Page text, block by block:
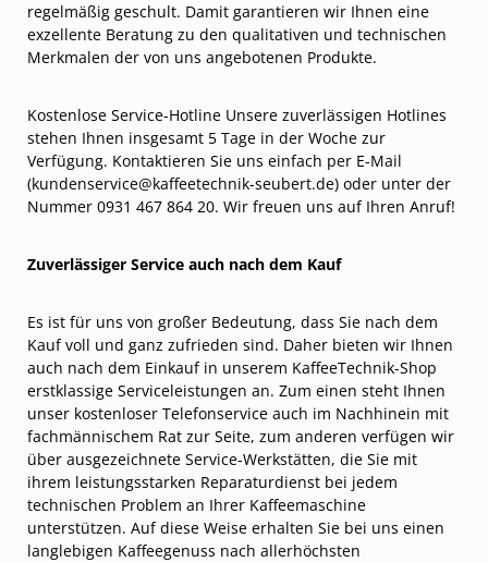
regelmäßig geschult. Damit garantieren wir Ihnen eine
exzellente Beratung zu den qualitativen und technischen
Merkmalen der von uns angebotenen Produkte.
Kostenlose Service-Hotline Unsere zuverlässigen Hotlines
stehen Ihnen insgesamt 5 Tage in der Woche zur
Verfügung. Kontaktieren Sie uns einfach per E-Mail
(kundenservice@kaffeetechnik-seubert.de) oder unter der
Nummer 0931 467 864 20. Wir freuen uns auf Ihren Anruf!
Zuverlässiger Service auch nach dem Kauf
Es ist für uns von großer Bedeutung, dass Sie nach dem
Kauf voll und ganz zufrieden sind. Daher bieten wir Ihnen
auch nach dem Einkauf in unserem KaffeeTechnik-Shop
erstklassige Serviceleistungen an. Zum einen steht Ihnen
unser kostenloser Telefonservice auch im Nachhinein mit
fachmännischem Rat zur Seite, zum anderen verfügen wir
über ausgezeichnete Service-Werkstätten, die Sie mit
ihrem leistungsstarken Reparaturdienst bei jedem
technischen Problem an Ihrer Kaffeemaschine
unterstützen. Auf diese Weise erhalten Sie bei uns einen
langlebigen Kaffeegenuss nach allerhöchsten